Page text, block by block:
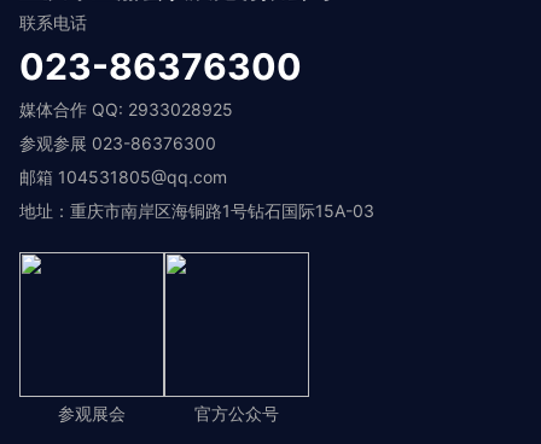
联系电话
023-86376300
媒体合作 QQ: 2933028925
参观参展 023-86376300
邮箱 104531805@qq.com
地址：重庆市南岸区海铜路1号钻石国际15A-03
参观展会 官方公众号